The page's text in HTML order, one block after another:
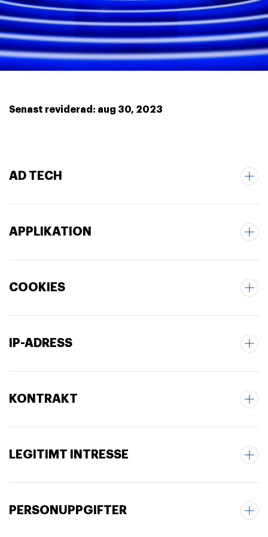
Senast reviderad: aug 30, 2023
AD TECH
APPLIKATION
COOKIES
IP-ADRESS
KONTRAKT
LEGITIMT INTRESSE
PERSONUPPGIFTER